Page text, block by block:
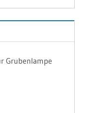
Grubenlampe